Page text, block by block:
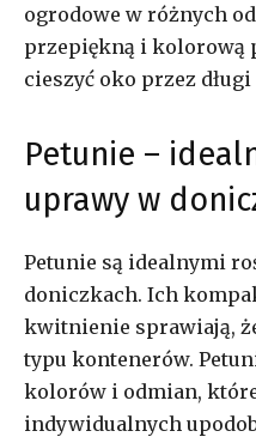
ogrodowe w różnych
przepiękną i kolorową
cieszyć oko przez długi
Petunie –
uprawy w
Petunie są idealnymi
doniczkach. Ich
kwitnienie sprawiają,
typu kontenerów.
kolorów i odmian,
indywidualnych